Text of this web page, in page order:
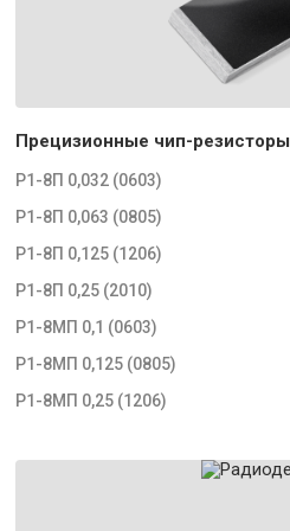
Прецизионные чип-резисторы
Р1-8П 0,032 (0603)
Р1-8П 0,063 (0805)
Р1-8П 0,125 (1206)
Р1-8П 0,25 (2010)
Р1-8МП 0,1 (0603)
Р1-8МП 0,125 (0805)
Р1-8МП 0,25 (1206)